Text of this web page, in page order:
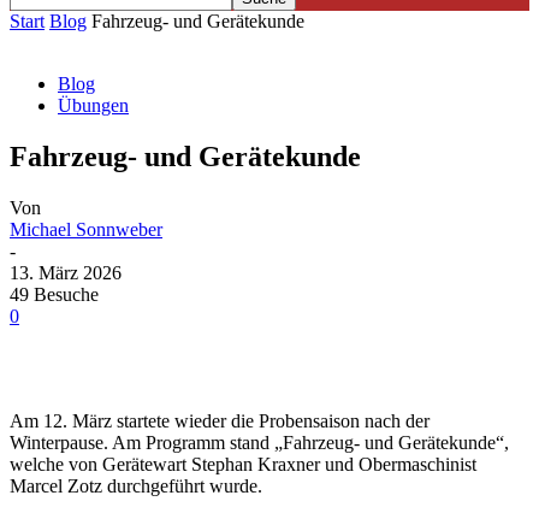
Start Blog Fahrzeug- und Gerätekunde
Blog
Übungen
Fahrzeug- und Gerätekunde
Von
Michael Sonnweber
-
13. März 2026
49 Besuche
0
Am 12. März startete wieder die Probensaison nach der
Winterpause. Am Programm stand „Fahrzeug- und Gerätekunde“,
welche von Gerätewart Stephan Kraxner und Obermaschinist
Marcel Zotz durchgeführt wurde.